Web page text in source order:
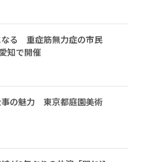
なる 重症筋無力症の市民
知で開催
事の魅力 東京都庭園美術